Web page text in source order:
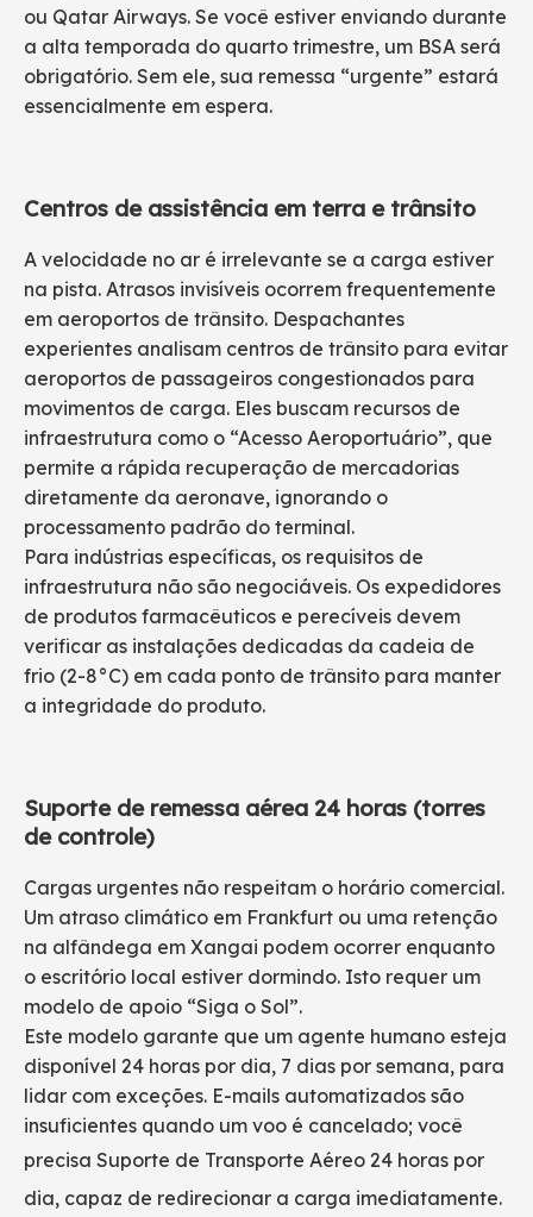
ou Qatar Airways. Se você estiver enviando durante
a alta temporada do quarto trimestre, um BSA será
obrigatório. Sem ele, sua remessa “urgente” estará
essencialmente em espera.
Centros de assistência em terra e trânsito
A velocidade no ar é irrelevante se a carga estiver
na pista. Atrasos invisíveis ocorrem frequentemente
em aeroportos de trânsito. Despachantes
experientes analisam centros de trânsito para evitar
aeroportos de passageiros congestionados para
movimentos de carga. Eles buscam recursos de
infraestrutura como o “Acesso Aeroportuário”, que
permite a rápida recuperação de mercadorias
diretamente da aeronave, ignorando o
processamento padrão do terminal.
Para indústrias específicas, os requisitos de
infraestrutura não são negociáveis. Os expedidores
de produtos farmacêuticos e perecíveis devem
verificar as instalações dedicadas da cadeia de
frio (2-8°C) em cada ponto de trânsito para manter
a integridade do produto.
Suporte de remessa aérea 24 horas (torres
de controle)
Cargas urgentes não respeitam o horário comercial.
Um atraso climático em Frankfurt ou uma retenção
na alfândega em Xangai podem ocorrer enquanto
o escritório local estiver dormindo. Isto requer um
modelo de apoio “Siga o Sol”.
Este modelo garante que um agente humano esteja
disponível 24 horas por dia, 7 dias por semana, para
lidar com exceções. E-mails automatizados são
insuficientes quando um voo é cancelado; você
precisa Suporte de Transporte Aéreo 24 horas por
dia, capaz de redirecionar a carga imediatamente.